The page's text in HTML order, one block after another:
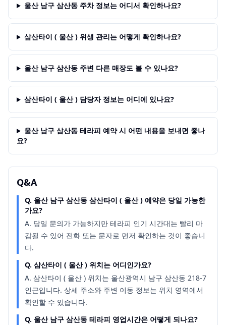
울산 남구 삼산동 주차 정보는 어디서 확인하나요?
삼산타이 ( 울산 ) 위생 관리는 어떻게 확인하나요?
울산 남구 삼산동 주변 다른 매장도 볼 수 있나요?
삼산타이 ( 울산 ) 담당자 정보는 어디에 있나요?
울산 남구 삼산동 테라피 예약 시 어떤 내용을 보내면 좋나
요?
Q&A
Q. 울산 남구 삼산동 삼산타이 ( 울산 ) 예약은 당일 가능한
가요?
A. 당일 문의가 가능하지만 테라피 인기 시간대는 빨리 마
감될 수 있어 전화 또는 문자로 먼저 확인하는 것이 좋습니
다.
Q. 삼산타이 ( 울산 ) 위치는 어디인가요?
A. 삼산타이 ( 울산 ) 위치는 울산광역시 남구 삼산동 218-7
인근입니다. 상세 주소와 주변 이동 정보는 위치 영역에서
확인할 수 있습니다.
Q. 울산 남구 삼산동 테라피 영업시간은 어떻게 되나요?